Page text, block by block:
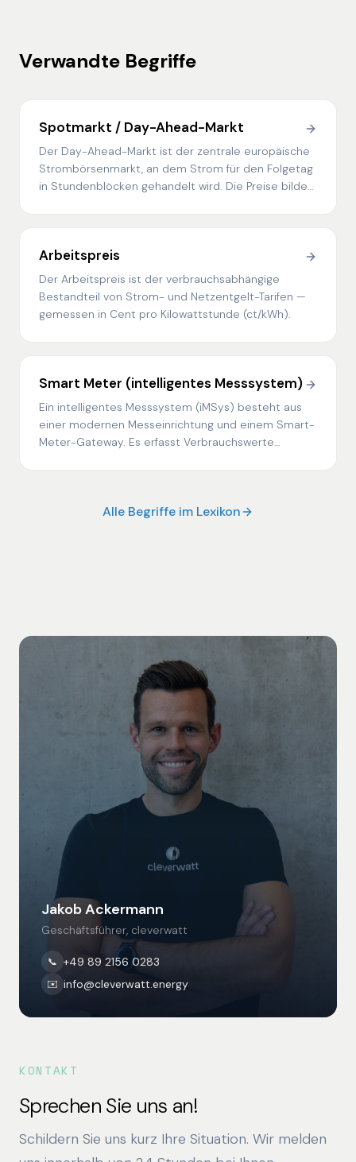
Verwandte Begriffe
Spotmarkt / Day-Ahead-Markt
Der Day-Ahead-Markt ist der zentrale europäische
Strombörsenmarkt, an dem Strom für den Folgetag
in Stundenblöcken gehandelt wird. Die Preise bilden
Arbeitspreis
Der Arbeitspreis ist der verbrauchsabhängige
Bestandteil von Strom- und Netzentgelt-Tarifen —
gemessen in Cent pro Kilowattstunde (ct/kWh).
Smart Meter (intelligentes Messsystem)
Ein intelligentes Messsystem (iMSys) besteht aus
einer modernen Messeinrichtung und einem Smart-
Meter-Gateway. Es erfasst Verbrauchswerte
Alle Begriffe im Lexikon
Jakob Ackermann
Geschäftsführer, cleverwatt
📞 +49 89 2156 0283
✉️ info@cleverwatt.energy
KONTAKT
Sprechen Sie uns an!
Schildern Sie uns kurz Ihre Situation. Wir melden